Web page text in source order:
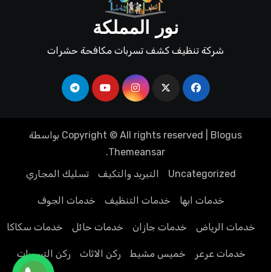
نور المملكة
شركة تنظيف كشف تسربات مكافحة حشرات
Copyright © All rights reserved Blogus
بواسطة
Themeansar
.
Uncategorized
التبريد والتكيف تسليك المجاري
خدمات ابها خدمات التنظيف خدمات الجوف
خدمات الرياض خدمات جازان خدمات حائل خدمات سكاكا
خدمات عرعر خميس مشيط ركن الاثاث ركن التسربات